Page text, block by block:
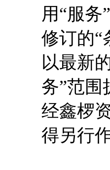
用“服务
修订的“
以最新
务”范围
经鑫椤
得另行